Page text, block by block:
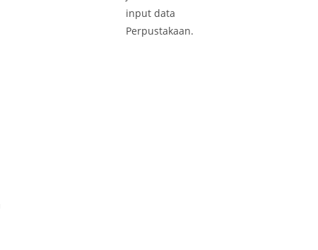
input data
Perpustakaan.